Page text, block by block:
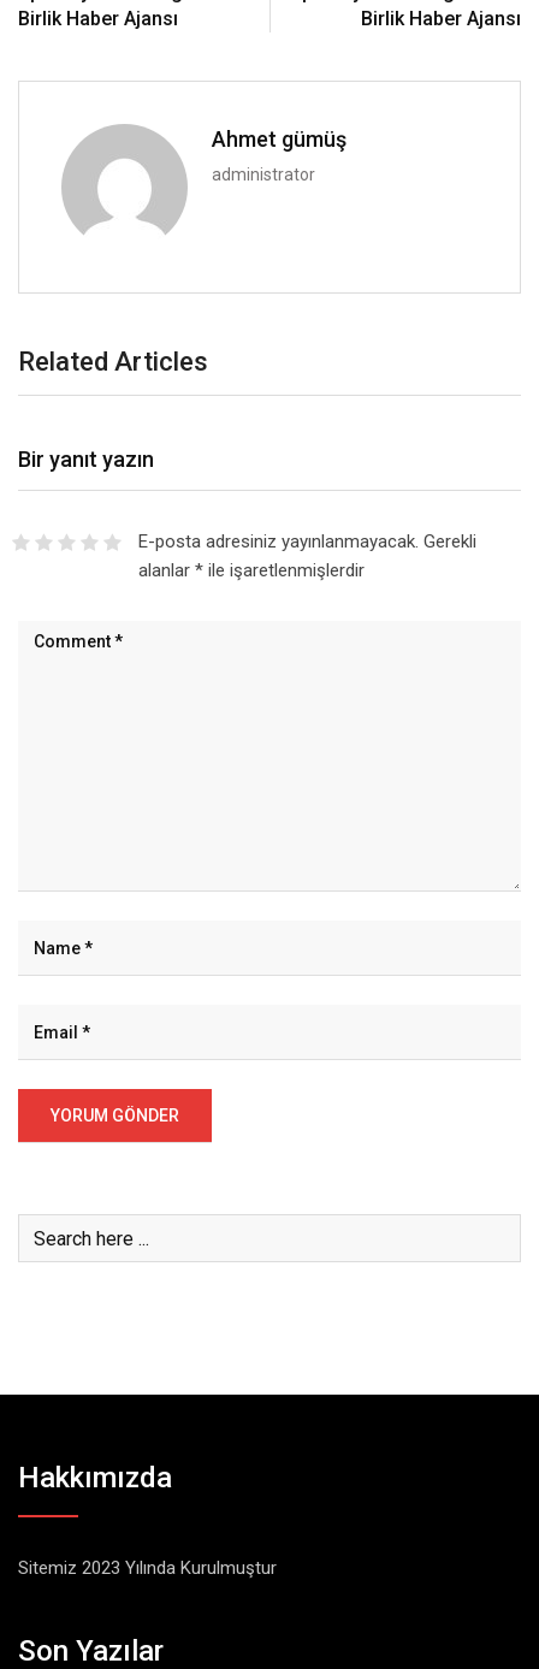
Birlik Haber Ajansı
Birlik Haber Ajansı
Ahmet gümüş
administrator
Related Articles
Bir yanıt yazın
E-posta adresiniz yayınlanmayacak. Gerekli
alanlar *ile işaretlenmişlerdir
Hakkımızda
Sitemiz 2023 Yılında Kurulmuştur
Son Yazılar